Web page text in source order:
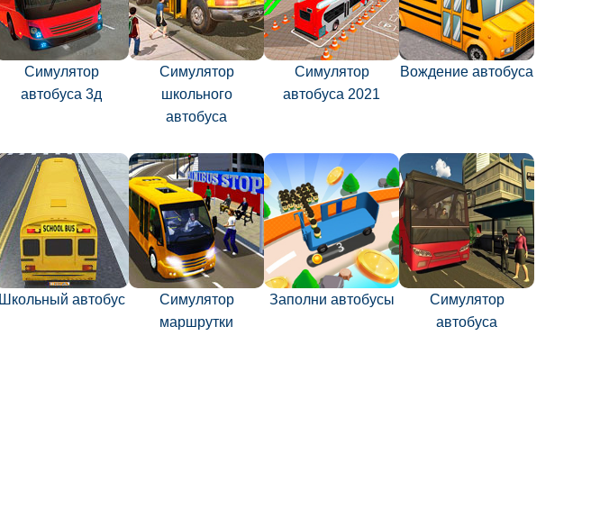
Симулятор
автобуса 3д
Симулятор
школьного
автобуса
Симулятор
автобуса 2021
Вождение автобуса
Школьный автобус
Симулятор
маршрутки
Заполни автобусы
Симулятор
автобуса